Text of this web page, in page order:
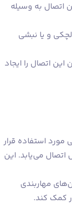
اتصال به وسیله
و یا نبشی
اتصال را ایجاد
استفاده قرار
می‌یابد. این
مهاربندی
کمک کند.